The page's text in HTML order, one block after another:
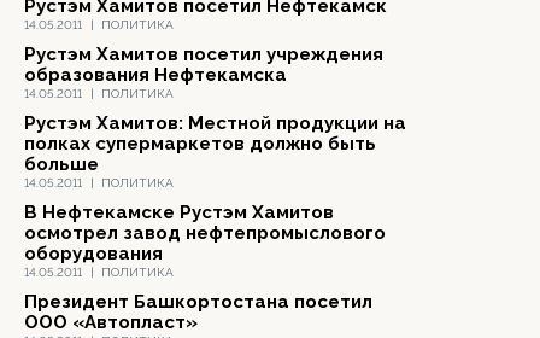
14.05.2011 | ПОЛИТИКА
Рустэм Хамитов посетил Нефтекамск
14.05.2011 | ПОЛИТИКА
Рустэм Хамитов посетил учреждения
образования Нефтекамска
14.05.2011 | ПОЛИТИКА
Рустэм Хамитов: Местной продукции на
полках супермаркетов должно быть
больше
14.05.2011 | ПОЛИТИКА
В Нефтекамске Рустэм Хамитов
осмотрел завод нефтепромыслового
оборудования
Президент Башкортостана посетил
ООО «Автопласт»